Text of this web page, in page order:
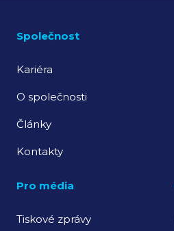
Společnost
Kariéra
O společnosti
Články
Kontakty
Pro média
Tiskové zprávy